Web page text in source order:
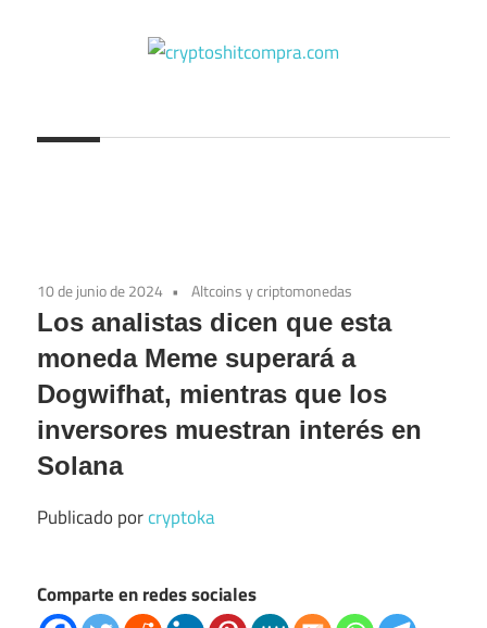
10 de junio de 2024 Altcoins y criptomonedas
Los analistas dicen que esta
moneda Meme superará a
Dogwifhat, mientras que los
inversores muestran interés en
Solana
Publicado porcryptoka
Comparte en redes sociales